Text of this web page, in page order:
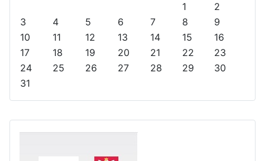
s
Y
e
a
M
o
n
h
1
2
3
4 5 6 7 8
9
10
11 12 13 14 15
16
17
18 19 20 21 22
23
24
25 26 27 28 29
30
31